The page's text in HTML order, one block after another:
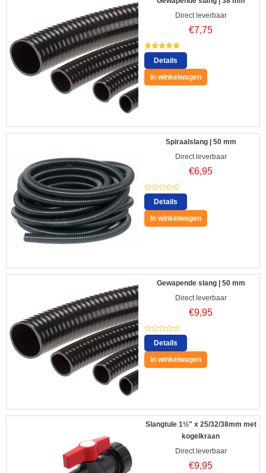
Direct leverbaar
€7,75
Details
In winkelwagen
Spiraalslang | 50 mm
Direct leverbaar
€6,95
Details
In winkelwagen
Gewapende slang | 50 mm
Direct leverbaar
€9,95
Details
In winkelwagen
Slangtule 1½" x 25/32/38mm met
kogelkraan
Direct leverbaar
€9,95